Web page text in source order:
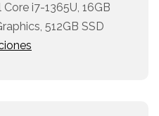
i7-1365U, 16GB
512GB SSD